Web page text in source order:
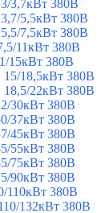
3,7кВт 380В
5,5кВт 380В
7,5кВт 380В
11кВт 380В
15кВт 380В
18,5кВт 380В
22кВт 380В
30кВт 380В
37кВт 380В
45кВт 380В
55кВт 380В
75кВт 380В
90кВт 380В
110кВт 380В
132кВт 380В